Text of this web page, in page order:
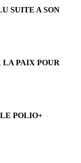
SUITE A SON
LA PAIX POUR
POLIO+